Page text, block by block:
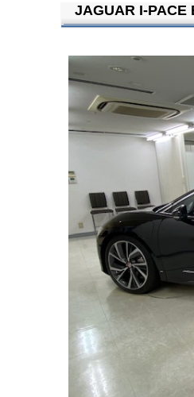
JAGUAR I-PACE